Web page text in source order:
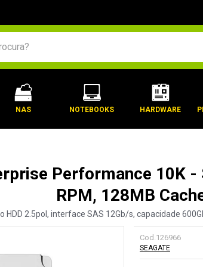
NAS NOTEBOOKS HARDWARE
Performance 10K
RPM, 128MB
2.5pol, interface SAS 12Gb/s, capacidade
Cod.126966
SEAGATE